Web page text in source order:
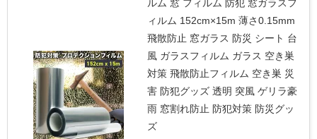
ルム 窓 フィルム 防犯 窓ガラスフ
ィルム 152cm×15m 薄さ0.15mm
飛散防止 窓ガラス 防災 シート 台
風 ガラスフィルム ガラス 空き巣
対策 飛散防止フィルム 空き巣 災
害 防犯グッズ 透明 突風 ゲリラ豪
雨 窓割れ防止 防犯対策 防災グッ
ズ